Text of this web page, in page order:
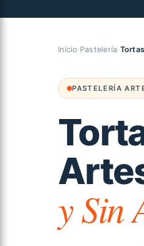
Inicio›Pastelería›Tortas
PASTELERÍA
y Sin